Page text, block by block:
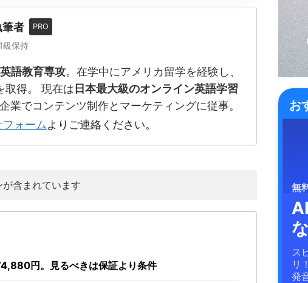
筆者 PRO
級保持
語教育専攻。在学中にアメリカ留学を経験し、
取得。 現在は日本最大級のオンライン英語学習
業でコンテンツ制作とマーケティングに従事。
ォームよりご連絡ください。
含まれています
円。見るべきは保証より条件
お
無
ス
リ
発